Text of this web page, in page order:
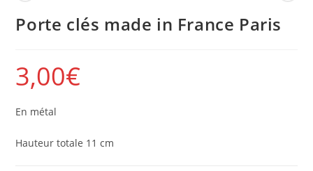
Porte clés made in France Paris
3,00€
En métal
Hauteur totale 11 cm